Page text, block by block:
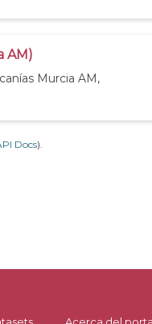
AM)
Murcia AM,
Docs).
Acerca del